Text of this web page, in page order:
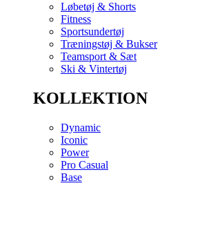
Løbetøj & Shorts
Fitness
Sportsundertøj
Træningstøj & Bukser
Teamsport & Sæt
Ski & Vintertøj
KOLLEKTION
Dynamic
Iconic
Power
Pro Casual
Base